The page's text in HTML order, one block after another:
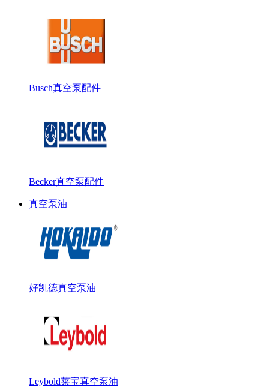
Busch真空泵配件
Becker真空泵配件
真空泵油
好凯德真空泵油
Leybold莱宝真空泵油